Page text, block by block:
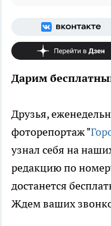
Дарим
Друзья,
фоторепортаж "
узнал себя на
редакцию по
достанется
Ждем ваших